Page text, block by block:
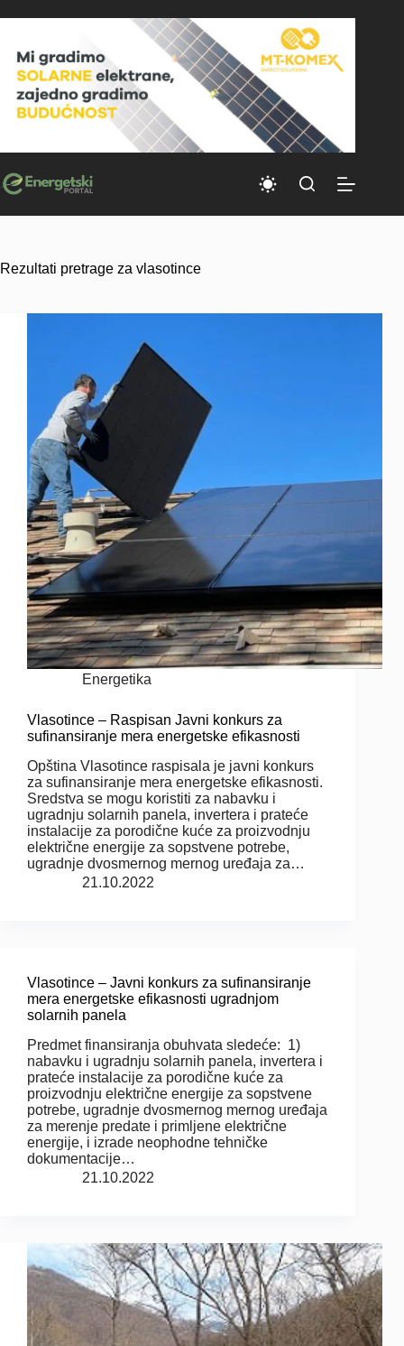
to
Rezultati pretrage za vlasotince
Energetika
Vlasotince – Raspisan Javni konkurs za
sufinansiranje mera energetske efikasnosti
Opština Vlasotince raspisala je javni konkurs
za sufinansiranje mera energetske efikasnosti.
Sredstva se mogu koristiti za nabavku i
ugradnju solarnih panela, invertera i prateće
instalacije za porodične kuće za proizvodnju
električne energije za sopstvene potrebe,
ugradnje dvosmernog mernog uređaja za…
21.10.2022
Vlasotince – Javni konkurs za sufinansiranje
mera energetske efikasnosti ugradnjom
solarnih panela
Predmet finansiranja obuhvata sledeće: 1)
nabavku i ugradnju solarnih panela, invertera i
prateće instalacije za porodične kuće za
proizvodnju električne energije za sopstvene
potrebe, ugradnje dvosmernog mernog uređaja
za merenje predate i primljene električne
energije, i izrade neophodne tehničke
dokumentacije…
21.10.2022